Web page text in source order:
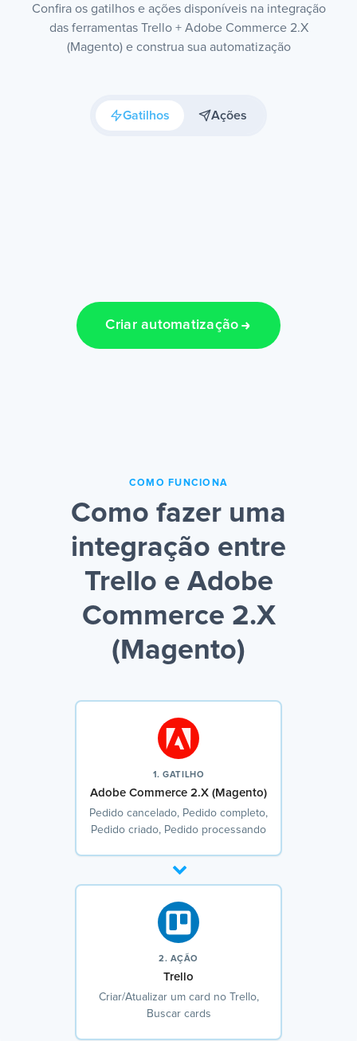
Confira os gatilhos e ações disponíveis na integração
das ferramentas Trello + Adobe Commerce 2.X
(Magento) e construa sua automatização
Gatilhos Ações
Criar automatização
COMO FUNCIONA
Como fazer uma
integração entre
Trello e Adobe
Commerce 2.X
(Magento)
1. GATILHO
Adobe Commerce 2.X (Magento)
Pedido cancelado, Pedido completo,
Pedido criado, Pedido processando
2. AÇÃO
Trello
Criar/Atualizar um card no Trello,
Buscar cards